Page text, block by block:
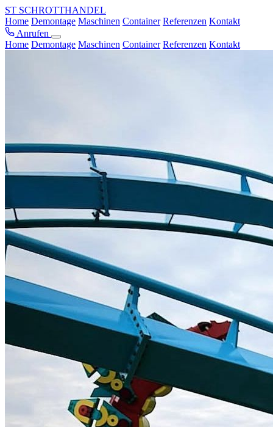
ST SCHROTTHANDEL
Home Demontage Maschinen Container Referenzen Kontakt
Anrufen
Home Demontage Maschinen Container Referenzen Kontakt